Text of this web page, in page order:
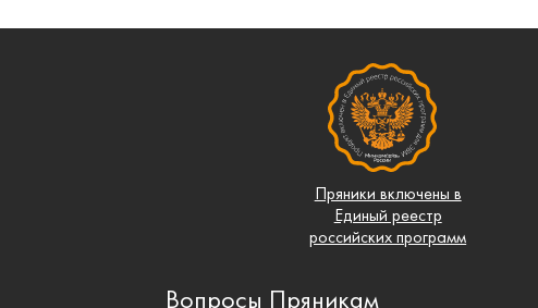
Пряники включены в
Единый реестр
российских программ
Вопросы Пряникам